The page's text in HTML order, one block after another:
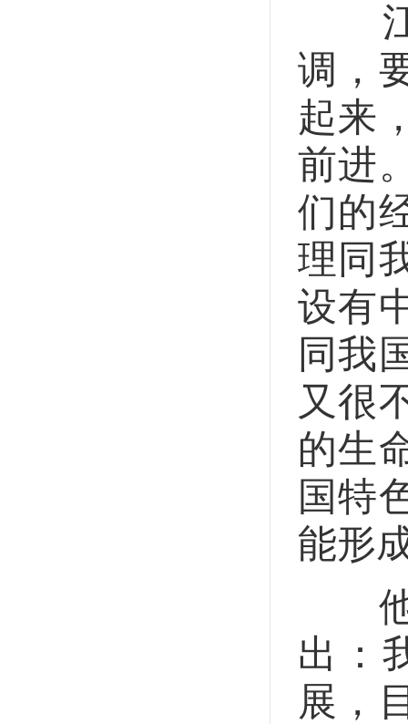
江
调，
起来
前进
们的
理同
设有
同我
又很
的生
国特
能形
他
出：
展，